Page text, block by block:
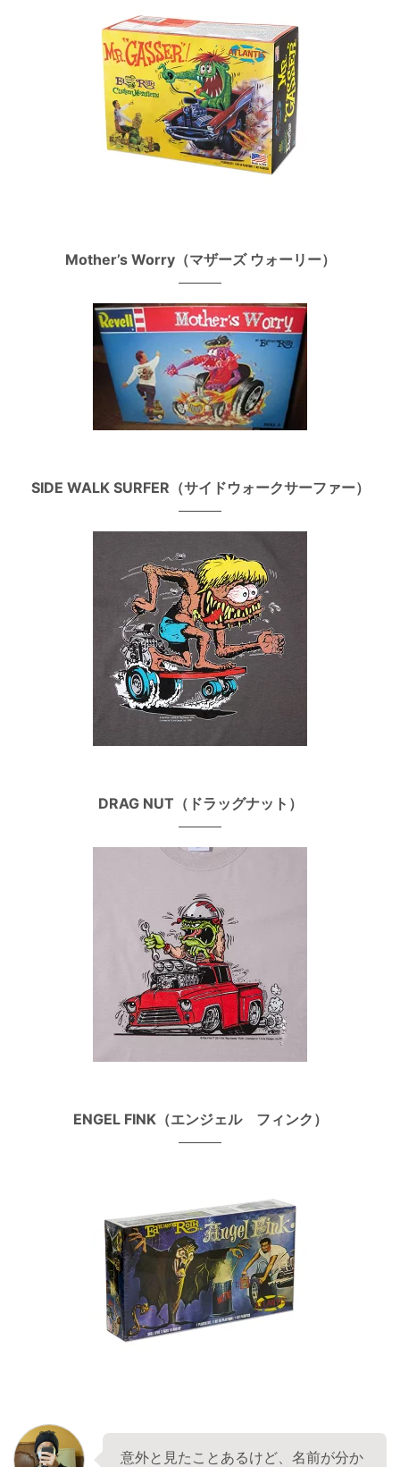
Mother’s Worry（マザーズ ウォーリー）
SIDE WALK SURFER（サイドウォークサーファー）
DRAG NUT（ドラッグナット）
ENGEL FINK（エンジェル フィンク）
意外と見たことあるけど、名前が分か